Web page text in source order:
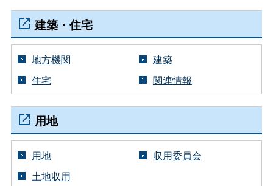
建築・住宅
地方機関
建築
住宅
関連情報
用地
用地
収用委員会
土地収用